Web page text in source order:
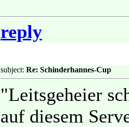
reply
subject: Re: Schinderhannes-Cup
"Leitsgeheier
auf diesem